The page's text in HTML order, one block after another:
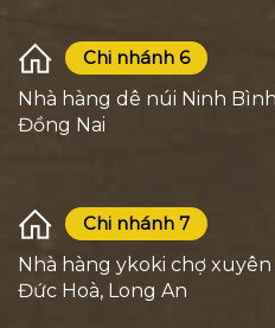
Chi nhánh 6
Nhà hàng dê núi Ninh
Đồng Nai
Chi nhánh 7
Nhà hàng ykoki chợ xuyên
Đức Hoà, Long An